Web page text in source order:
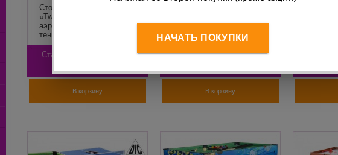
Cтол-трансформер
«Twister» 3 в 1 бильярд,
аэрохоккей, настольный
теннис, 217х107,5х81 см,
дуб
Старая цена:
В корзину
теннис
В корзину
НАЧАТЬ ПОКУПКИ